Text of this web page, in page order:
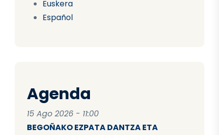
Euskera
Español
Agenda
15 Ago 2026 - 11:00
BEGOÑAKO EZPATA DANTZA ETA